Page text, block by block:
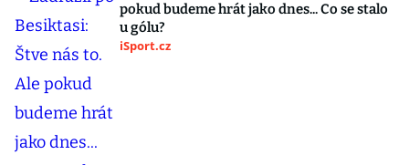
pokud budeme hrát jako dnes... Co se stalo
u gólu?
iSport.cz